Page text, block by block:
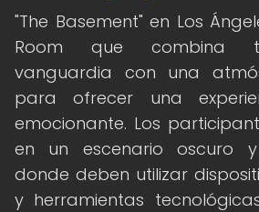
"The Basement" en Los
Room que combina
vanguardia con una
para ofrecer una
emocionante. Los
en un escenario oscuro y
donde deben utilizar
y herramientas